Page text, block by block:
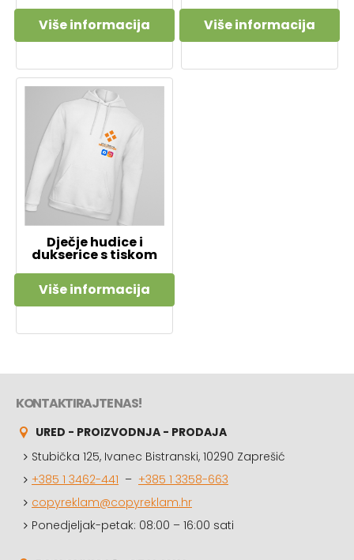
Više informacija
Više informacija
Dječje hudice i
dukserice s tiskom
Više informacija
KONTAKTIRAJTE NAS!
URED - PROIZVODNJA - PRODAJA
Stubička 125, Ivanec Bistranski, 10290 Zaprešić
+385 1 3462-441 – +385 1 3358-663
copyreklam@copyreklam.hr
Ponedjeljak-petak: 08:00 – 16:00 sati